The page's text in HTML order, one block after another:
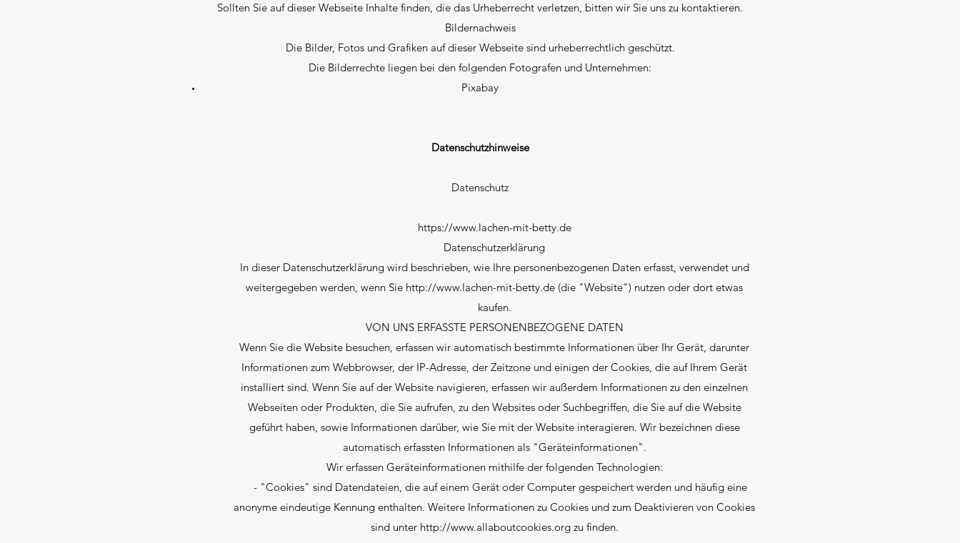
Sollten Sie auf dieser Webseite Inhalte finden, die das Urheberrecht verletzen, bitten wir Sie uns zu kontaktieren.
Bildernachweis
Die Bilder, Fotos und Grafiken auf dieser Webseite sind urheberrechtlich geschützt.
Die Bilderrechte liegen bei den folgenden Fotografen und Unternehmen:
Pixabay
Datenschutzhinweise
Datenschutz
https://www.lachen-mit-betty.de
Datenschutzerklärung
In dieser Datenschutzerklärung wird beschrieben, wie Ihre personenbezogenen Daten erfasst, verwendet und
weitergegeben werden, wenn Sie http://www.lachen-mit-betty.de (die "Website") nutzen oder dort etwas
kaufen.
VON UNS ERFASSTE PERSONENBEZOGENE DATEN
Wenn Sie die Website besuchen, erfassen wir automatisch bestimmte Informationen über Ihr Gerät, darunter
Informationen zum Webbrowser, der IP-Adresse, der Zeitzone und einigen der Cookies, die auf Ihrem Gerät
installiert sind. Wenn Sie auf der Website navigieren, erfassen wir außerdem Informationen zu den einzelnen
Webseiten oder Produkten, die Sie aufrufen, zu den Websites oder Suchbegriffen, die Sie auf die Website
geführt haben, sowie Informationen darüber, wie Sie mit der Website interagieren. Wir bezeichnen diese
automatisch erfassten Informationen als "Geräteinformationen".
Wir erfassen Geräteinformationen mithilfe der folgenden Technologien:
- "Cookies" sind Datendateien, die auf einem Gerät oder Computer gespeichert werden und häufig eine
anonyme eindeutige Kennung enthalten. Weitere Informationen zu Cookies und zum Deaktivieren von Cookies
sind unter http://www.allaboutcookies.orgzu finden.